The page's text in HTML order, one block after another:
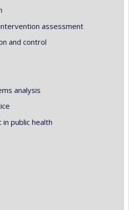
assessment
and control
analysis
public health